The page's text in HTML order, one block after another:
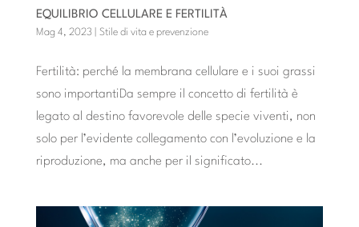
EQUILIBRIO CELLULARE E FERTILITÀ
Mag 4, 2023| Stile di vita e prevenzione
Fertilità: perché la membrana cellulare e i suoi grassi
sono importantiDa sempre il concetto di fertilità è
legato al destino favorevole delle specie viventi, non
solo per l’evidente collegamento con l’evoluzione e la
riproduzione, ma anche per il significato...